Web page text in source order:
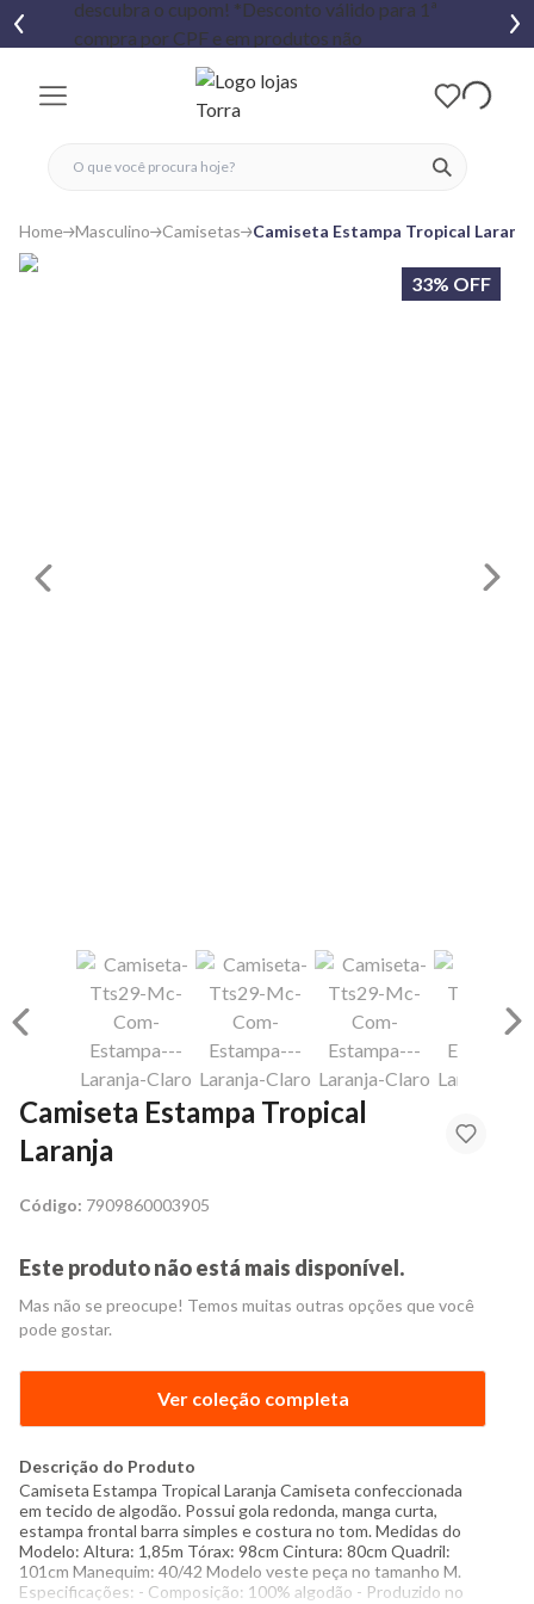
ver
fechar menu
fechar menu
favoritos
Home Masculino Camisetas Camiseta Estampa Tropical Laranja
33% OFF
Camiseta Estampa Tropical
Laranja
Código: 7909860003905
Este produto não está mais disponível.
Mas não se preocupe! Temos muitas outras opções que você
pode gostar.
Ver coleção completa
Descrição do Produto
Camiseta Estampa Tropical Laranja Camiseta confeccionada
em tecido de algodão. Possui gola redonda, manga curta,
estampa frontal barra simples e costura no tom. Medidas do
Modelo: Altura: 1,85m Tórax: 98cm Cintura: 80cm Quadril:
101cm Manequim: 40/42 Modelo veste peça no tamanho M.
Especificações: - Composição: 100% algodão - Produzido no